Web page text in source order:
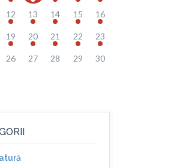
12 13 14 15 16
19 20 21 22 23
26 27 28 29 30